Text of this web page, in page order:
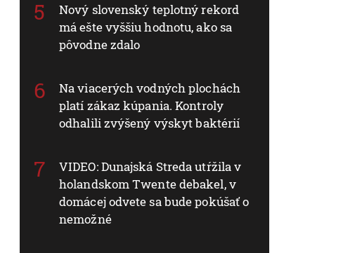
Nový slovenský teplotný rekord
má ešte vyššiu hodnotu, ako sa
pôvodne zdalo
Na viacerých vodných plochách
platí zákaz kúpania. Kontroly
odhalili zvýšený výskyt baktérií
VIDEO: Dunajská Streda utŕžila v
holandskom Twente debakel, v
domácej odvete sa bude pokúšať o
nemožné